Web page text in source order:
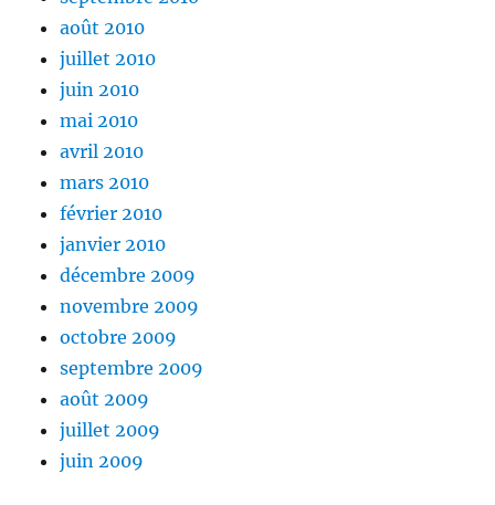
août 2010
juillet 2010
juin 2010
mai 2010
avril 2010
mars 2010
février 2010
janvier 2010
décembre 2009
novembre 2009
octobre 2009
septembre 2009
août 2009
juillet 2009
juin 2009